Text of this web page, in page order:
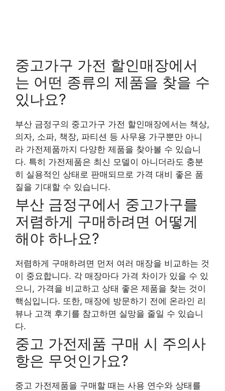
중고가구 가전 할인매장에서
는 어떤 종류의 제품을 찾을 수
있나요?
부산 금정구의 중고가구 가전 할인매장에서는 책상,
의자, 소파, 책장, 파티션 등 사무용 가구뿐만 아니
라 가전제품까지 다양한 제품을 찾아볼 수 있습니
다. 특히 가전제품은 최신 모델이 아니더라도 충분
히 실용적인 상태로 판매되므로 가격 대비 좋은 품
질을 기대할 수 있습니다.
부산 금정구에서 중고가구를
저렴하게 구매하려면 어떻게
해야 하나요?
저렴하게 구매하려면 먼저 여러 매장을 비교하는 것
이 중요합니다. 각 매장마다 가격 차이가 있을 수 있
으니, 가격을 비교하고 상태 좋은 제품을 찾는 것이
핵심입니다. 또한, 매장에 방문하기 전에 온라인 리
뷰나 고객 후기를 참고하면 실망을 줄일 수 있습니
다.
중고 가전제품 구매 시 주의사
항은 무엇인가요?
중고 가전제품을 구매할 때는 사용 연수와 상태를